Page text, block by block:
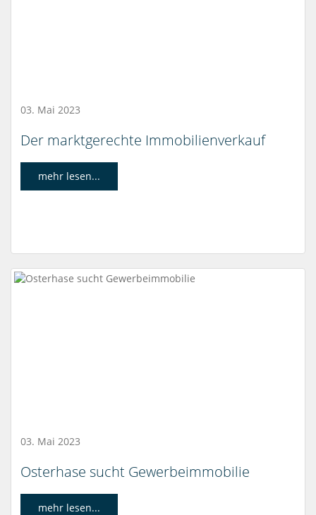
03. Mai 2023
Der marktgerechte Immobilienverkauf
mehr lesen...
03. Mai 2023
Osterhase sucht Gewerbeimmobilie
mehr lesen...